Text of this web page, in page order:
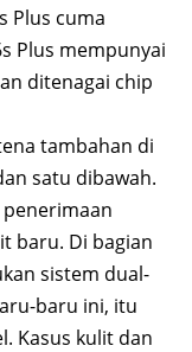
Plus cuma
Plus mempunyai
ditenagai chip
tambahan di
satu dibawah.
baru. Di bagian
sistem dual-
baru ini, itu
Kasus kulit dan